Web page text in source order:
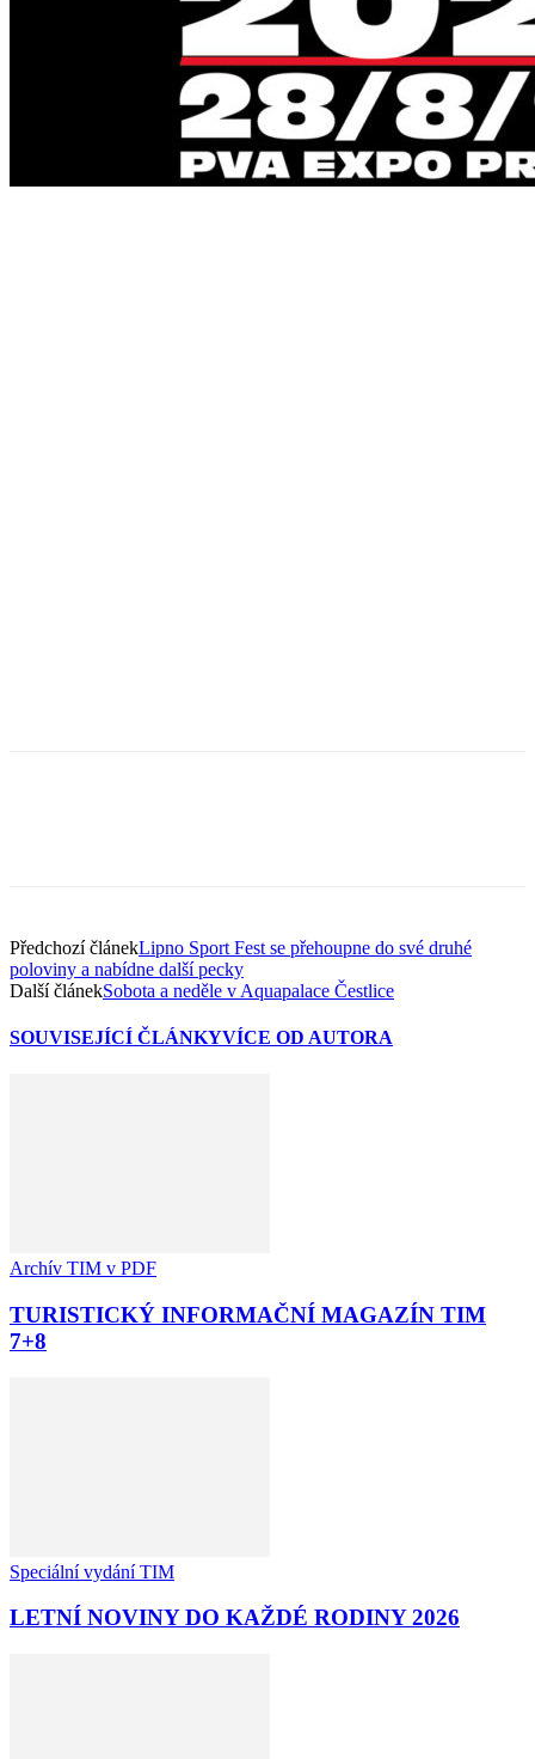
Předchozí článekLipno Sport Fest se přehoupne do své druhé
poloviny a nabídne další pecky
Další článekSobota a neděle v Aquapalace Čestlice
SOUVISEJÍCÍ ČLÁNKYVÍCE OD AUTORA
Archív TIM v PDF
TURISTICKÝ INFORMAČNÍ MAGAZÍN TIM
7+8
Speciální vydání TIM
LETNÍ NOVINY DO KAŽDÉ RODINY 2026